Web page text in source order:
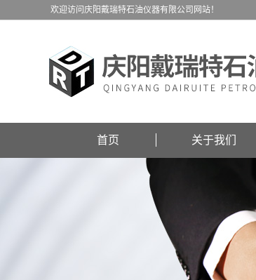
欢迎访问庆阳戴瑞特石油仪器有限公司网站！
首页 关于我们